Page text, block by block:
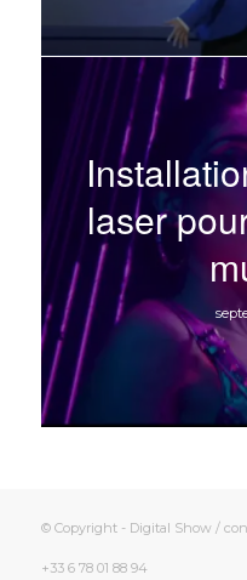
laser
© Copyright - Digital Show /
+33 6 78 01 88 94